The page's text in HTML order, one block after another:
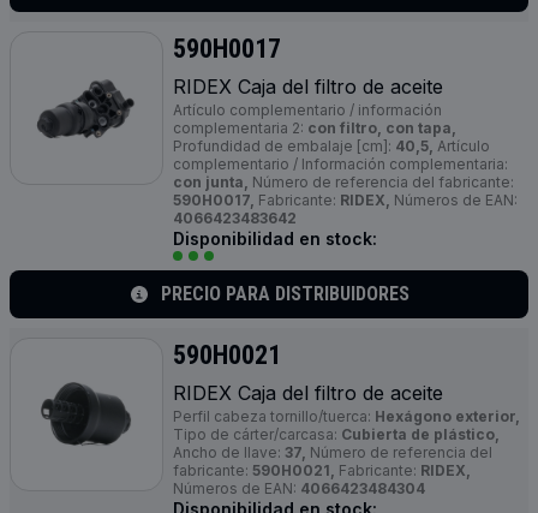
590H0017
RIDEX Caja del filtro de aceite
Artículo complementario / información
complementaria 2: con filtro, con tapa,
Profundidad de embalaje [cm]: 40,5, Artículo
complementario / Información complementaria:
con junta, Número de referencia del fabricante:
590H0017, Fabricante: RIDEX, Números de EAN:
4066423483642
Disponibilidad en stock:
PRECIO PARA DISTRIBUIDORES
590H0021
RIDEX Caja del filtro de aceite
Perfil cabeza tornillo/tuerca: Hexágono exterior,
Tipo de cárter/carcasa: Cubierta de plástico,
Ancho de llave: 37, Número de referencia del
fabricante: 590H0021, Fabricante: RIDEX,
Números de EAN: 4066423484304
Disponibilidad en stock: